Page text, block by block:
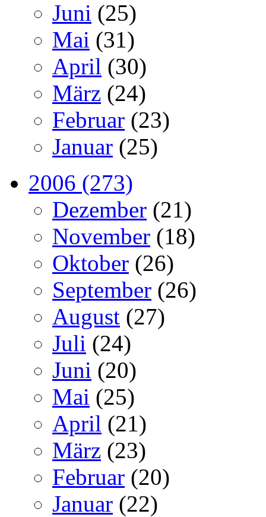
Juni (25)
Mai (31)
April (30)
März (24)
Februar (23)
Januar (25)
2006 (273)
Dezember (21)
November (18)
Oktober (26)
September (26)
August (27)
Juli (24)
Juni (20)
Mai (25)
April (21)
März (23)
Februar (20)
Januar (22)